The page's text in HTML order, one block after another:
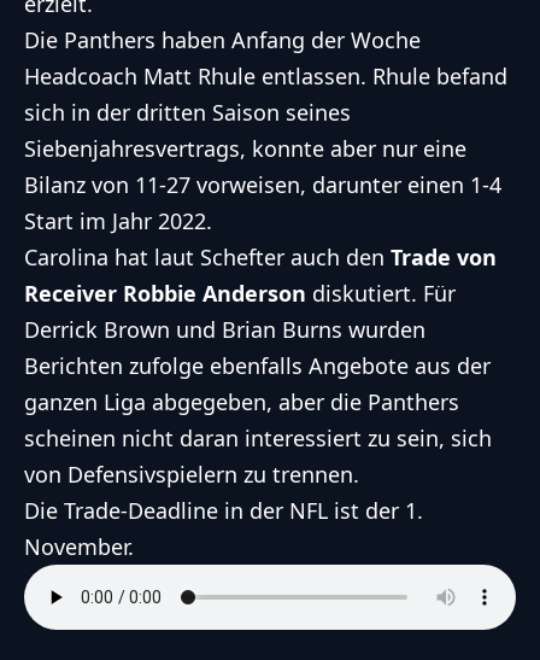
Die Panthers haben Anfang der Woche
Headcoach Matt Rhule entlassen. Rhule befand
sich in der dritten Saison seines
Siebenjahresvertrags, konnte aber nur eine
Bilanz von 11-27 vorweisen, darunter einen 1-4
Start im Jahr 2022.
Carolina hat laut Schefter auch den Trade von
Receiver Robbie Anderson diskutiert. Für
Derrick Brown und Brian Burns wurden
Berichten zufolge ebenfalls Angebote aus der
ganzen Liga abgegeben, aber die Panthers
scheinen nicht daran interessiert zu sein, sich
von Defensivspielern zu trennen.
Die Trade-Deadline in der NFL ist der 1.
November.